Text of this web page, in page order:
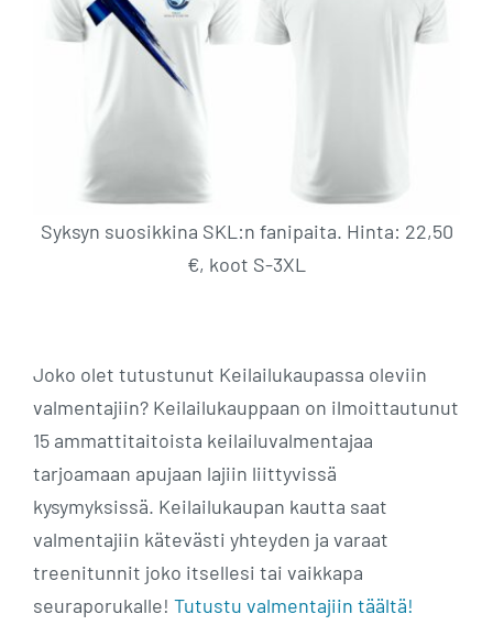
Syksyn suosikkina SKL:n fanipaita. Hinta: 22,50
€, koot S-3XL
Joko olet tutustunut Keilailukaupassa oleviin
valmentajiin? Keilailukauppaan on ilmoittautunut
15 ammattitaitoista keilailuvalmentajaa
tarjoamaan apujaan lajiin liittyvissä
kysymyksissä. Keilailukaupan kautta saat
valmentajiin kätevästi yhteyden ja varaat
treenitunnit joko itsellesi tai vaikkapa
seuraporukalle! Tutustu valmentajiin täältä!